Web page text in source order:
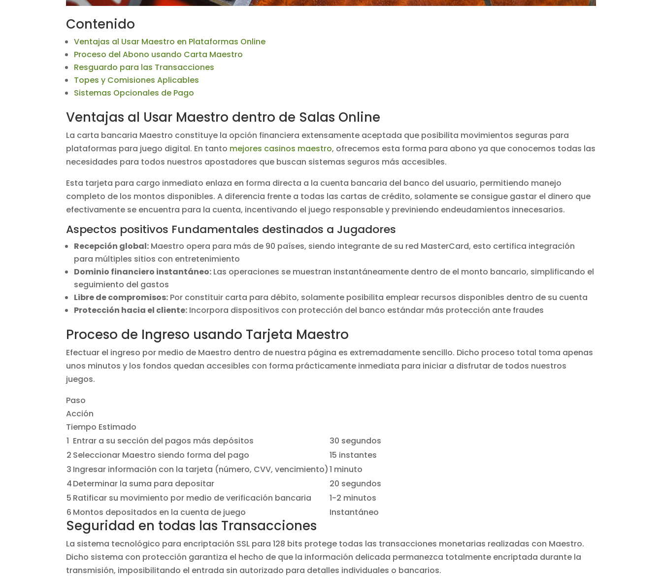
Contenido
Ventajas al Usar Maestro en Plataformas Online
Proceso del Abono usando Carta Maestro
Resguardo para las Transacciones
Topes y Comisiones Aplicables
Sistemas Opcionales de Pago
Ventajas al Usar Maestro dentro de Salas Online
La carta bancaria Maestro constituye la opción financiera extensamente aceptada que posibilita movimientos seguras para
plataformas para juego digital. En tanto mejores casinos maestro, ofrecemos esta forma para abono ya que conocemos todas las
necesidades para todos nuestros apostadores que buscan sistemas seguros más accesibles.
Esta tarjeta para cargo inmediato enlaza en forma directa a la cuenta bancaria del banco del usuario, permitiendo manejo
completo de los montos disponibles. A diferencia frente a todas las cartas de crédito, solamente se consigue gastar el dinero que
efectivamente se encuentra para la cuenta, incentivando el juego responsable y previniendo endeudamientos innecesarios.
Aspectos positivos Fundamentales destinados a Jugadores
Recepción global: Maestro opera para más de 90 países, siendo integrante de su red MasterCard, esto certifica integración
para múltiples sitios con entretenimiento
Dominio financiero instantáneo: Las operaciones se muestran instantáneamente dentro de el monto bancario, simplificando el
seguimiento del gastos
Libre de compromisos: Por constituir carta para débito, solamente posibilita emplear recursos disponibles dentro de su cuenta
Protección hacia el cliente: Incorpora dispositivos con protección del banco estándar más protección ante fraudes
Proceso de Ingreso usando Tarjeta Maestro
Efectuar el ingreso por medio de Maestro dentro de nuestra página es extremadamente sencillo. Dicho proceso total toma apenas
unos minutos y los fondos quedan accesibles con forma prácticamente inmediata para iniciar a disfrutar de todos nuestros
juegos.
Paso
Acción
Tiempo Estimado
1 Entrar a su sección del pagos más depósitos
30 segundos
2 Seleccionar Maestro siendo forma del pago
15 instantes
3 Ingresar información con la tarjeta (número, CVV, vencimiento)1 minuto
4Determinar la suma para depositar
20 segundos
5 Ratificar su movimiento por medio de verificación bancaria
1-2 minutos
6 Montos depositados en la cuenta de juego Instantáneo
Seguridad en todas las Transacciones
La sistema tecnológico para encriptación SSL para 128 bits protege todas las transacciones monetarias realizadas con Maestro.
Dicho sistema con protección garantiza el hecho de que la información delicada permanezca totalmente encriptada durante la
transmisión, imposibilitando el entrada sin autorizado para detalles individuales o bancarios.